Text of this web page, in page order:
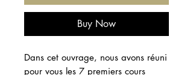
Buy Now
Dans cet ouvrage, nous avons réuni
pour vous les 7 premiers cours